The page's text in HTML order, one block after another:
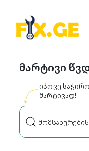
მარტივი
იპოვე
მარტივად!